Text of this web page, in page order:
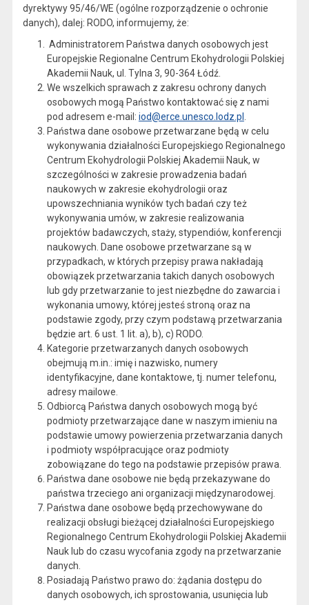
dyrektywy 95/46/WE (ogólne rozporządzenie o ochronie
danych), dalej: RODO, informujemy, że:
Administratorem Państwa danych osobowych jest
Europejskie Regionalne Centrum Ekohydrologii Polskiej
Akademii Nauk, ul. Tylna 3, 90-364 Łódź.
We wszelkich sprawach z zakresu ochrony danych
osobowych mogą Państwo kontaktować się z nami
pod adresem e-mail: iod@erce.unesco.lodz.pl
Państwa dane osobowe przetwarzane będą w celu
wykonywania działalności Europejskiego Regionalnego
Centrum Ekohydrologii Polskiej Akademii Nauk, w
szczególności w zakresie prowadzenia badań
naukowych w zakresie ekohydrologii oraz
upowszechniania wyników tych badań czy też
wykonywania umów, w zakresie realizowania
projektów badawczych, staży, stypendiów, konferencji
naukowych. Dane osobowe przetwarzane są w
przypadkach, w których przepisy prawa nakładają
obowiązek przetwarzania takich danych osobowych
lub gdy przetwarzanie to jest niezbędne do zawarcia i
wykonania umowy, której jesteś stroną oraz na
podstawie zgody, przy czym podstawą przetwarzania
będzie art. 6 ust. 1 lit. a), b), c) RODO.
Kategorie przetwarzanych danych osobowych
obejmują m.in.: imię i nazwisko, numery
identyfikacyjne, dane kontaktowe, tj. numer telefonu,
adresy mailowe.
Odbiorcą Państwa danych osobowych mogą być
podmioty przetwarzające dane w naszym imieniu na
podstawie umowy powierzenia przetwarzania danych
i podmioty współpracujące oraz podmioty
zobowiązane do tego na podstawie przepisów prawa.
Państwa dane osobowe nie będą przekazywane do
państwa trzeciego ani organizacji międzynarodowej.
Państwa dane osobowe będą przechowywane do
realizacji obsługi bieżącej działalności Europejskiego
Regionalnego Centrum Ekohydrologii Polskiej Akademii
Nauk lub do czasu wycofania zgody na przetwarzanie
danych.
Posiadają Państwo prawo do: żądania dostępu do
danych osobowych, ich sprostowania, usunięcia lub